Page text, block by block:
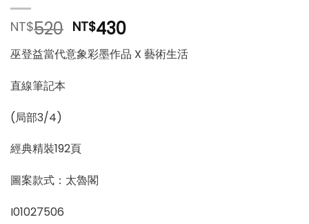
NT$520 原
始
價
NT$430目
前
價
巫登益當代意象彩墨作品 X 藝術生活
直線筆記本
(局部3/4)
經典精裝192頁
圖案款式：太魯閣
I01027506